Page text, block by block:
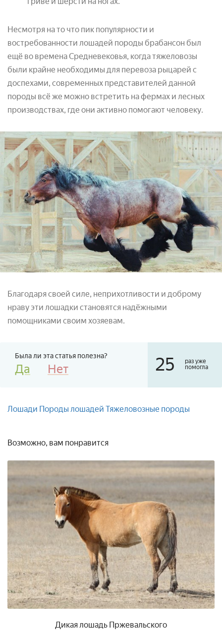
Несмотря на то что пик популярности и
востребованности лошадей породы брабансон был
ещё во времена Средневековья, когда тяжеловозы
были крайне необходимы для перевоза рыцарей с
доспехами, современных представителей данной
породы всё же можно встретить на фермах и лесных
производствах, где они активно помогают человеку.
Благодаря своей силе, неприхотливости и доброму
нраву эти лошадки становятся надёжными
помощниками своим хозяевам.
Была ли эта статья полезна?
Да Нет 25
раз уже
помогла
Лошади Породы лошадей Тяжеловозные породы
Возможно, вам понравится
Дикая лошадь Пржевальского